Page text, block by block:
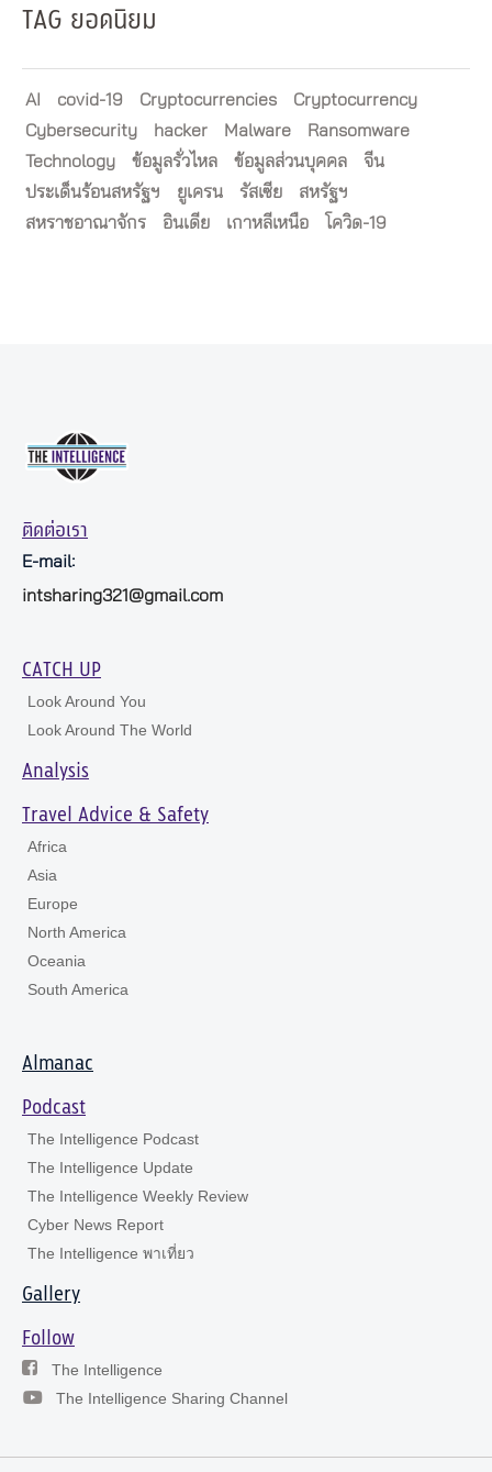
TAG ยอดนิยม
AI covid-19 Cryptocurrencies
Cryptocurrency
Cybersecurity
hacker Malware
Ransomware
Technology
ข้อมูลรั่วไหล ข้อมูลส่วนบุคคล
จีน
ประเด็นร้อนสหรัฐฯ
ยูเครน รัสเซีย
สหรัฐฯ
สหราชอาณาจักร
อินเดีย เกาหลีเหนือ โควิด-19
ติดต่อเรา
E-mail:
intsharing321@gmail.com
CATCH UP
Look Around You
Look Around The World
Analysis
Travel Advice & Safety
Africa
Asia
Europe
North America
Oceania
South America
Almanac
Podcast
The Intelligence Podcast
The Intelligence Update
The Intelligence Weekly Review
Cyber News Report
The Intelligence พาเที่ยว
Gallery
Follow
The Intelligence
The Intelligence Sharing Channel